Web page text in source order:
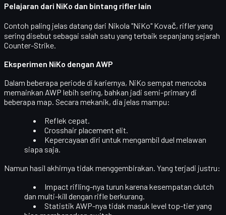
Pelajaran dari NiKo dan bintang rifler lain
Contoh paling jelas datang dari Nikola "NiKo" Kovač, rifler yang
sering disebut sebagai salah satu yang terbaik sepanjang sejarah
Counter-Strike.
Eksperimen NiKo dengan AWP
Dalam beberapa periode di kariernya, NiKo sempat mencoba
memainkan AWP lebih sering, bahkan jadi semi-primary di
beberapa map. Secara mekanik, dia jelas mampu:
Reflek cepat.
Crosshair placement elit.
Kepercayaan diri untuk mengambil duel melawan
siapa saja.
Namun hasil akhirnya tidak menggembirakan. Yang terjadi justru:
Impact rifling-nya turun karena kesempatan clutch
dan multi-kill dengan rifle berkurang.
Statistik AWP-nya tidak masuk level top-tier yang